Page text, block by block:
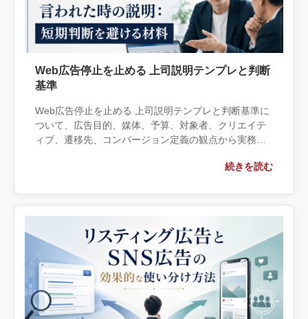
Web広告停止を止める 上司説明テンプレと判断
基準
Web広告停止を止める 上司説明テンプレと判断基準に
ついて、広告目的、媒体、予算、対象者、クリエイテ
ィブ、遷移先、コンバージョン定義の観点から実務上
部へ相談する条件、相談前に用意する情報、依頼後に
続きを読む